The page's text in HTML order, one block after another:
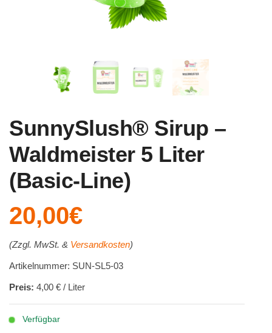
SunnySlush® Sirup –
Waldmeister 5 Liter
(Basic-Line)
20,00€
(Zzgl. MwSt. & Versandkosten)
Artikelnummer: SUN-SL5-03
Preis: 4,00 € / Liter
Verfügbar